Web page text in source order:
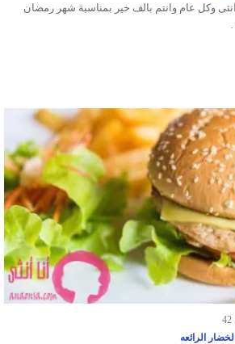
وكل عام وانتم بالف خير بمناسبة شهر رمضان
42
الرائعه